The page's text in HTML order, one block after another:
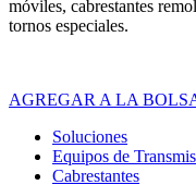
móviles, cabrestantes
tornos especiales.
AGREGAR A LA
Soluciones
Equipos de
Cabrestantes